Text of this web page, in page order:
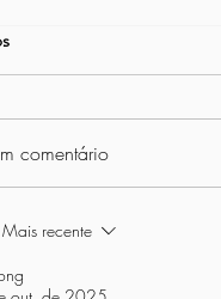
Vamos Remar na Asbac
comentário
Mais recente